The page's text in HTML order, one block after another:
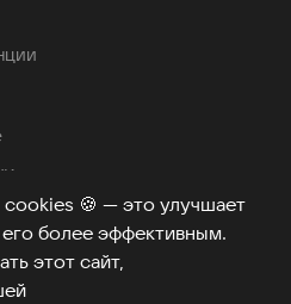
🍪 — это улучшает
более эффективным.
этот сайт,
вопросы